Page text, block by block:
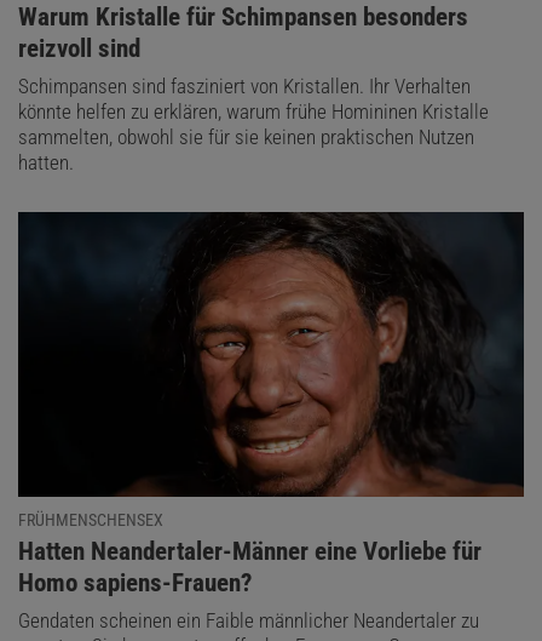
:
Warum Kristalle für Schimpansen besonders
reizvoll sind
Schimpansen sind fasziniert von Kristallen. Ihr Verhalten
könnte helfen zu erklären, warum frühe Homininen Kristalle
sammelten, obwohl sie für sie keinen praktischen Nutzen
hatten.
FRÜHMENSCHENSEX
:
Hatten Neandertaler-Männer eine Vorliebe für
Homo sapiens-Frauen?
Gendaten scheinen ein Faible männlicher Neandertaler zu